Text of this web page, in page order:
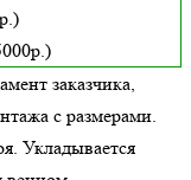
заказчика,
с размерами.
Укладывается